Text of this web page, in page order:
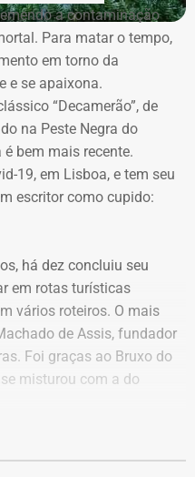
a contaminação
Para matar o tempo,
em torno da
e se apaixona.
“Decamerão”, de
na Peste Negra do
bem mais recente.
19, em Lisboa, e tem seu
escritor como cupido:
há dez concluiu seu
em rotas turísticas
vários roteiros. O mais
de Assis, fundador
Foi graças ao Bruxo do
misturou com a do
e Sofia Vicente